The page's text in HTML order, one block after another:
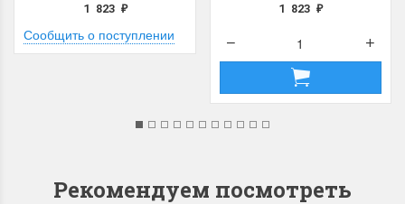
1 823 ₽
Сообщить о поступлении
1 823₽
Рекомендуем посмотреть